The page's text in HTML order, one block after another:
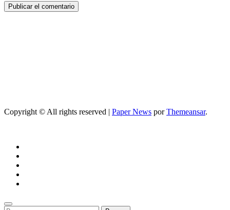
Copyright © All rights reserved | Paper News porThemeansar.